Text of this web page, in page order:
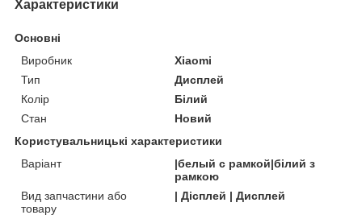
Характеристики
Основні
Виробник
Xiaomi
Тип
Дисплей
Колір
Білий
Стан
Новий
Користувальницькі характеристики
Варіант
|белый с рамкой|білий з
рамкою
Вид запчастини або
товару
| Дісплей | Дисплей